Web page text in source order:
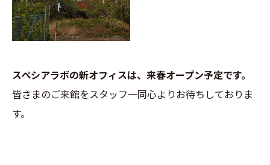
スペシアラボの新オフィスは、来春オープン予定です。
皆さまのご来館をスタッフ一同心よりお待ちしておりま
す。